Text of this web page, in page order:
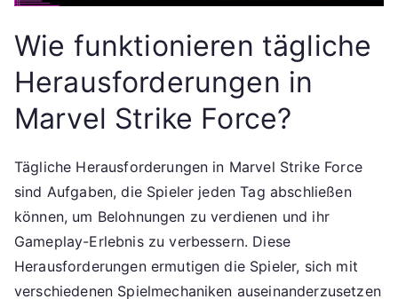
Wie funktionieren tägliche
Herausforderungen in
Marvel Strike Force?
Tägliche Herausforderungen in Marvel Strike Force
sind Aufgaben, die Spieler jeden Tag abschließen
können, um Belohnungen zu verdienen und ihr
Gameplay-Erlebnis zu verbessern. Diese
Herausforderungen ermutigen die Spieler, sich mit
verschiedenen Spielmechaniken auseinanderzusetzen